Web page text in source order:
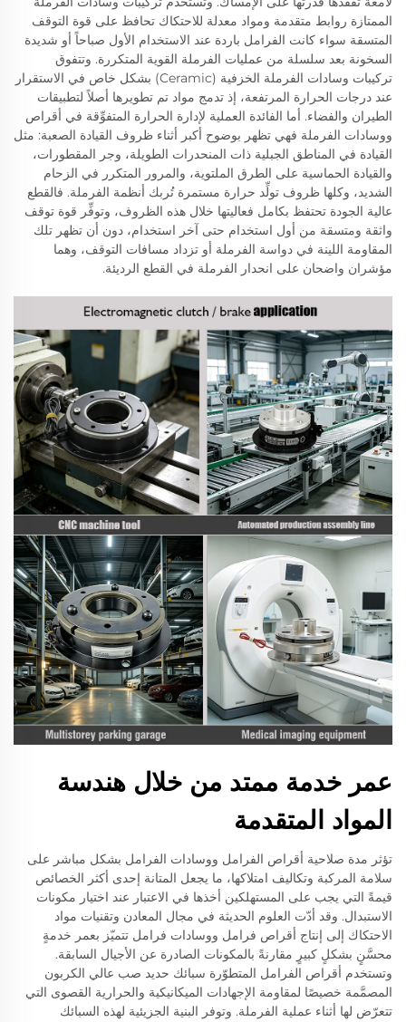
الممتازة روابط متقدمة ومواد معدلة للاحتكاك تحافظ على قوة التوقف
المتسقة سواء كانت الفرامل باردة عند الاستخدام الأول صباحاً أو شديدة
السخونة بعد سلسلة من عمليات الفرملة القوية المتكررة. وتتفوق
تركيبات وسادات الفرملة الخزفية (Ceramic) بشكل خاص في الاستقرار
عند درجات الحرارة المرتفعة، إذ تدمج مواد تم تطويرها أصلاً لتطبيقات
الطيران والفضاء. أما الفائدة العملية لإدارة الحرارة المتفوِّقة في أقراص
ووسادات الفرملة فهي تظهر بوضوح أكبر أثناء ظروف القيادة الصعبة: مثل
القيادة في المناطق الجبلية ذات المنحدرات الطويلة، وجر المقطورات،
والقيادة الحماسية على الطرق الملتوية، والمرور المتكرر في الزحام
الشديد، وكلها ظروف تولِّد حرارة مستمرة تُربك أنظمة الفرملة. فالقطع
عالية الجودة تحتفظ بكامل فعاليتها خلال هذه الظروف، وتوفِّر قوة توقف
واثقة ومتسقة من أول استخدام حتى آخر استخدام، دون أن تظهر تلك
المقاومة اللينة في دواسة الفرملة أو تزداد مسافات التوقف، وهما
مؤشران واضحان على انحدار الفرملة في القطع الرديئة.
عمر خدمة ممتد من خلال هندسة
المواد المتقدمة
تؤثر مدة صلاحية أقراص الفرامل ووسادات الفرامل بشكل مباشر على
سلامة المركبة وتكاليف امتلاكها، ما يجعل المتانة إحدى أكثر الخصائص
قيمةً التي يجب على المستهلكين أخذها في الاعتبار عند اختيار مكونات
الاستبدال. وقد أدّت العلوم الحديثة في مجال المعادن وتقنيات مواد
الاحتكاك إلى إنتاج أقراص فرامل ووسادات فرامل تتميّز بعمر خدمةٍ
محسَّنٍ بشكلٍ كبيرٍ مقارنةً بالمكونات الصادرة عن الأجيال السابقة.
وتستخدم أقراص الفرامل المتطوّرة سبائك حديد صب عالي الكربون
المصمَّمة خصيصًا لمقاومة الإجهادات الميكانيكية والحرارية القصوى التي
تتعرّض لها أثناء عملية الفرملة. وتوفر البنية الجزيئية لهذه السبائك